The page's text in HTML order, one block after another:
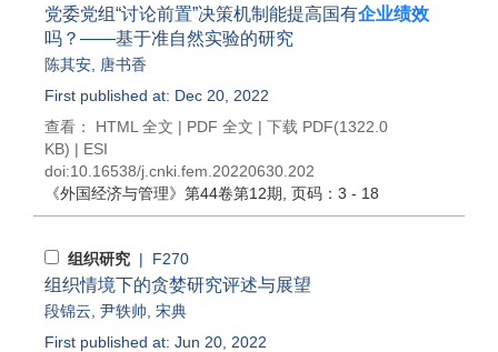
党委党组“讨论前置”决策机制能提高国有企业绩效
吗？——基于准自然实验的研究
陈其安
唐书香
First published at: Dec 20, 2022
查看： HTML 全文 | PDF 全文 | 下载 PDF(1322.0
KB) | ESI
doi:10.16538/j.cnki.fem.20220630.202
《外国经济与管理》 第44卷第12期 , 页码：3 - 18
组织研究 | F270
组织情境下的贪婪研究评述与展望
段锦云 尹轶帅 宋典
First published at: Jun 20, 2022